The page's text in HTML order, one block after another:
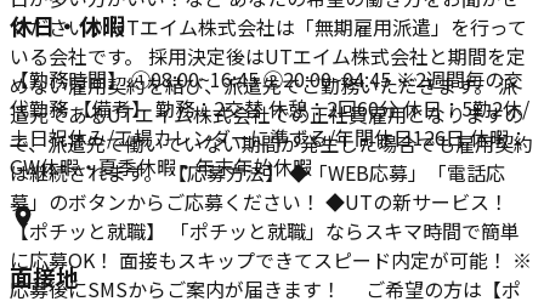
ください♪ UTエイム株式会社は「無期雇用派遣」を行って
いる会社です。 採用決定後はUTエイム株式会社と期間を定
めない雇用契約を結び、派遣先でご勤務いただきます。 派
遣元であるUTエイム株式会社での正社員雇用となりますの
で、派遣先で働いていない期間が発生した場合でも雇用契約
は継続されます。 【応募方法】 ◆「WEB応募」「電話応
募」のボタンからご応募ください！ ◆UTの新サービス！
【ポチッと就職】 「ポチッと就職」ならスキマ時間で簡単
に応募OK！ 面接もスキップできてスピード内定が可能！ ※
応募後にSMSからご案内が届きます！ ご希望の方は【ポ
休日・休暇
【勤務時間】 ①08:00~16:45 ②20:00~04:45 ※2週間毎の交
代勤務 【備考】 勤務：2交替 休憩：2回60分 休日：5勤2休/
土日祝休み/工場カレンダーに準ずる/年間休日126日 休暇：
GW休暇・夏季休暇・年末年始休暇
面接地